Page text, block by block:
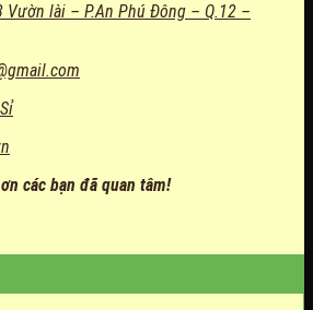
Vườn lài – P.An Phú Đông – Q.12 –
các bạn đã quan tâm!